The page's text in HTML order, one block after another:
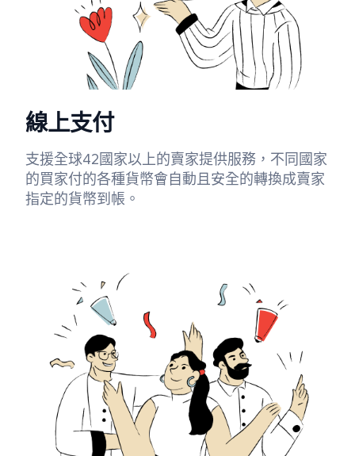
線上支付
支援全球42國家以上的賣家提供服務，不同國家
的買家付的各種貨幣會自動且安全的轉換成賣家
指定的貨幣到帳。